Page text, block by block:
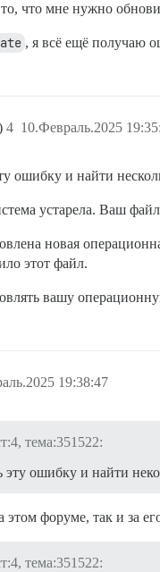
что мне нужно
, я всё ещё получаю
10.Февраль.2025
4
ошибку и найти
устарела. Ваш
новая
этот файл.
вашу
19:38:47
тема:351522:
ошибку и найти
этом форуме, так и за
тема:351522: